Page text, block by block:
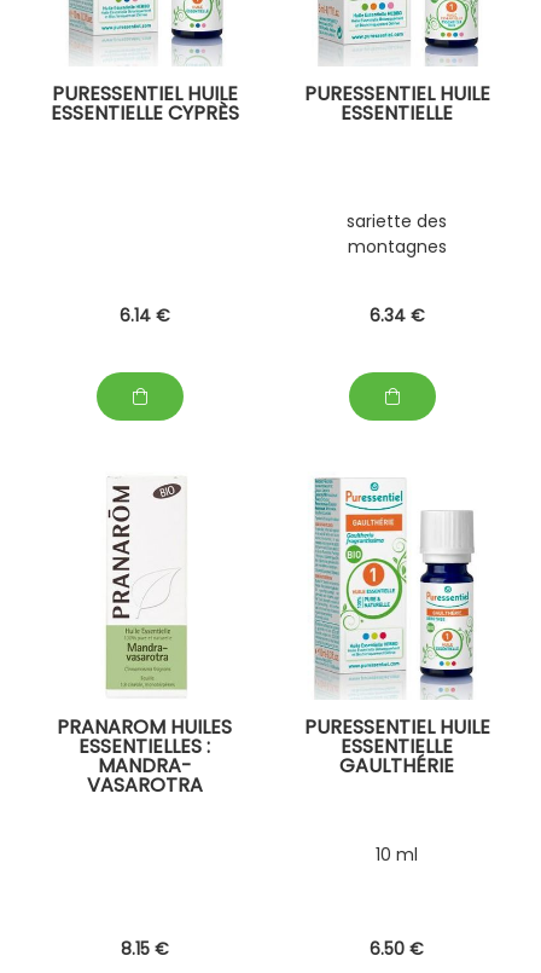
PURESSENTIEL HUILE
ESSENTIELLE CYPRÈS
6.14 €
PURESSENTIEL HUILE
ESSENTIELLE
sariette des
montagnes
6.34 €
PRANAROM HUILES
ESSENTIELLES :
MANDRA-
VASAROTRA
8.15 €
PURESSENTIEL HUILE
ESSENTIELLE
GAULTHÉRIE
10 ml
6.50 €